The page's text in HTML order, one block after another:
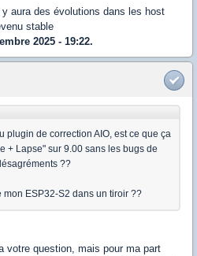
aura des évolutions dans les host
stable
2025 - 19:22.
plugin de correction AIO, est ce que ça
+ Lapse" sur 9.00 sans les bugs de
??
mon ESP32-S2 dans un tiroir ??
votre question, mais pour ma part